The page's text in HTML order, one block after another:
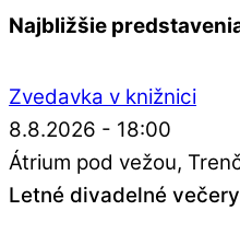
Najbližšie
Zvedavka v knižnici
8.8.2026 - 18:00
Átrium pod vežou
Letné divadelné